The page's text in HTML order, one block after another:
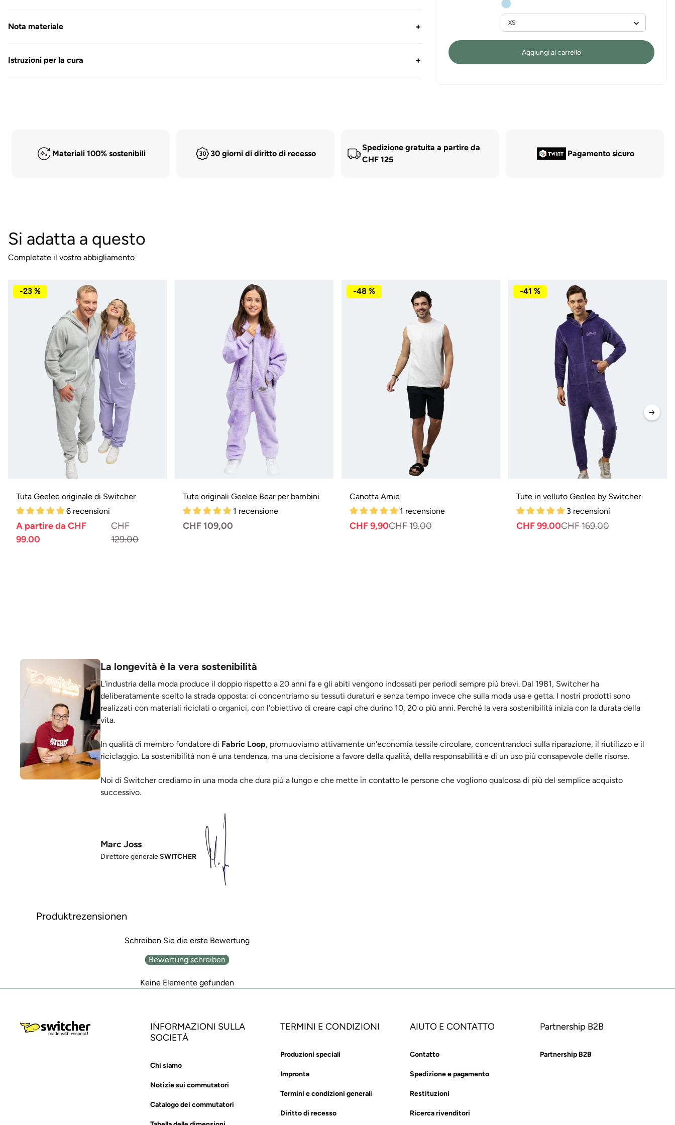
Nota materiale +
Istruzioni per la cura +
non
disponibile
o
non
disponibile
Aggiungi al carrello
Materiali 100% sostenibili 30 giorni di diritto di recesso
Spedizione gratuita a partire da
CHF 125
Pagamento sicuro
Si adatta a questo
Completate il vostro abbigliamento
-23 %
Tuta Geelee originale di Switcher
6 recensioni
CHF
129.00
A partire da CHF
99.00
Tute originali Geelee Bear per bambini
1 recensione
Prezzo
CHF 109,00
-48 %
Canotta Arnie
1 recensione
Prezzo
CHF 19.00Prezzo
CHF 9,90
-41 %
Tute in velluto Geelee by Switcher
3 recensioni
Prezzo
CHF 169.00Prezzo
CHF 99.00
La longevità è la vera sostenibilità
L'industria della moda produce il doppio rispetto a 20 anni fa e gli abiti vengono indossati per periodi sempre più brevi. Dal 1981, Switcher ha
deliberatamente scelto la strada opposta: ci concentriamo su tessuti duraturi e senza tempo invece che sulla moda usa e getta. I nostri prodotti sono
realizzati con materiali riciclati o organici, con l'obiettivo di creare capi che durino 10, 20 o più anni. Perché la vera sostenibilità inizia con la durata della
vita.
In qualità di membro fondatore di Fabric Loop, promuoviamo attivamente un'economia tessile circolare, concentrandoci sulla riparazione, il riutilizzo e il
riciclaggio. La sostenibilità non è una tendenza, ma una decisione a favore della qualità, della responsabilità e di un uso più consapevole delle risorse.
Noi di Switcher crediamo in una moda che dura più a lungo e che mette in contatto le persone che vogliono qualcosa di più del semplice acquisto
successivo.
Marc Joss
Direttore generaleSWITCHER
Produktrezensionen
Schreiben Sie die erste Bewertung
Bewertung schreiben
Keine Elemente gefunden
INFORMAZIONI SULLA
SOCIETÀ
Chi siamo
Notizie sui commutatori
Catalogo dei commutatori
TERMINI E CONDIZIONI
Produzioni speciali
Impronta
Termini e condizioni generali
Diritto di recesso
AIUTO E CONTATTO
Contatto
Spedizione e pagamento
Restituzioni
Ricerca rivenditori
Partnership B2B
Partnership B2B